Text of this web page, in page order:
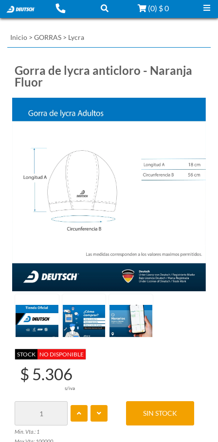
(0) $ 0
Inicio > GORRAS > Lycra
Gorra de lycra anticloro - Naranja
Fluor
STOCK NO DISPONIBLE
$ 5.306
s/iva
Min. Vta.: 1
SIN STOCK